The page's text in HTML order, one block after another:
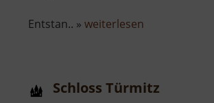
Entstan.. » weiterlesen
Schloss Türmitz